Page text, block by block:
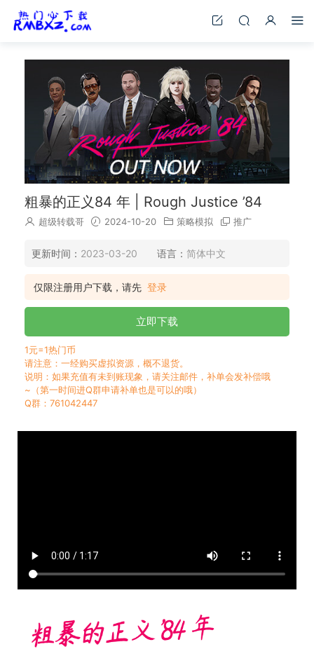
粗暴的正义84 年 | Rough Justice ’84
超级转载哥 2024-10-20 策略模拟 推广
更新时间： 2023-03-20 语言： 简体中文
仅限注册用户下载，请先 登录
立即下载
1元=1热门币
请注意：一经购买虚拟资源，概不退货。
说明：如果充值有未到账现象，请关注邮件，补单会发补偿哦
~（第一时间进Q群申请补单也是可以的哦）
Q群：761042447